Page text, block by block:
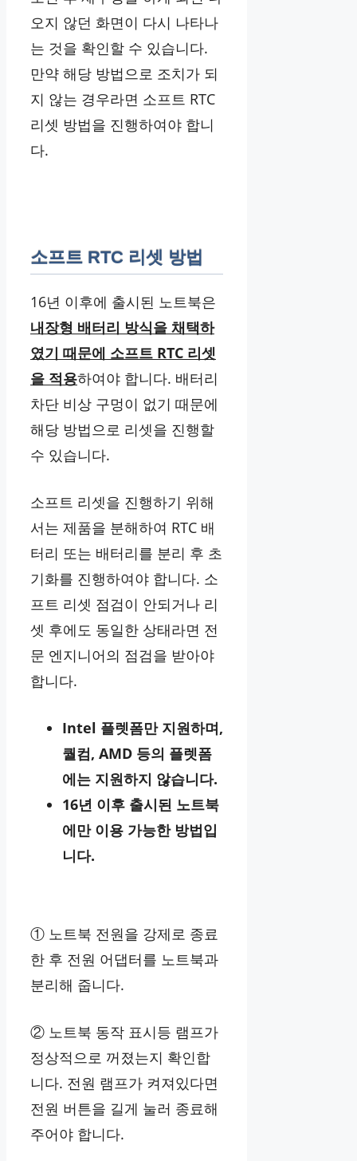
오지 않던 화면이 다시 나타나
는 것을 확인할 수 있습니다.
만약 해당 방법으로 조치가 되
지 않는 경우라면 소프트 RTC
리셋 방법을 진행하여야 합니
다.
소프트 RTC 리셋 방법
16년 이후에 출시된 노트북은
내장형 배터리 방식을 채택하
였기 때문에 소프트 RTC 리셋
을 적용하여야 합니다. 배터리
차단 비상 구멍이 없기 때문에
해당 방법으로 리셋을 진행할
수 있습니다.
소프트 리셋을 진행하기 위해
서는 제품을 분해하여 RTC 배
터리 또는 배터리를 분리 후 초
기화를 진행하여야 합니다. 소
프트 리셋 점검이 안되거나 리
셋 후에도 동일한 상태라면 전
문 엔지니어의 점검을 받아야
합니다.
Intel 플렛폼만 지원하며,
퀄컴, AMD 등의 플렛폼
에는 지원하지 않습니다.
16년 이후 출시된 노트북
에만 이용 가능한 방법입
니다.
① 노트북 전원을 강제로 종료
한 후 전원 어댑터를 노트북과
분리해 줍니다.
② 노트북 동작 표시등 램프가
정상적으로 꺼졌는지 확인합
니다. 전원 램프가 켜져있다면
전원 버튼을 길게 눌러 종료해
주어야 합니다.